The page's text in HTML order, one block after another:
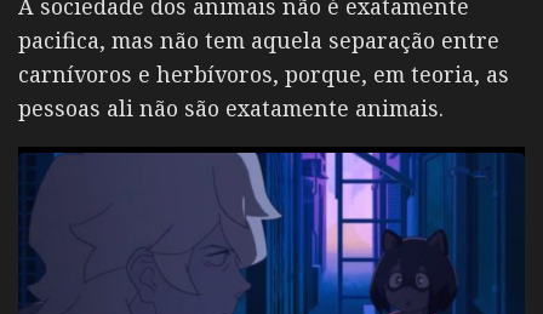
pacifica, mas não tem aquela separação entre
carnívoros e herbívoros, porque, em teoria, as
pessoas ali não são exatamente animais.